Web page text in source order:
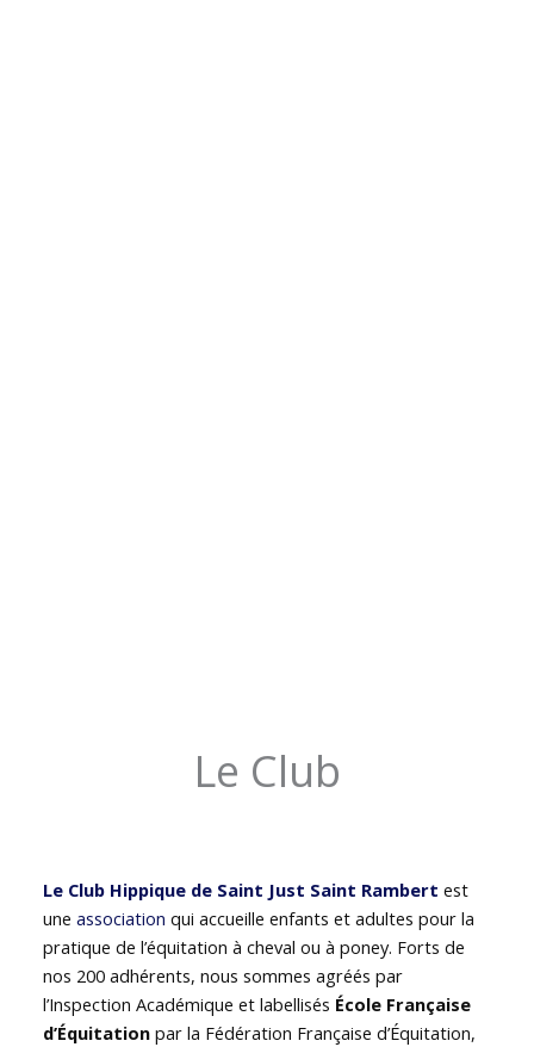
Le Club
Le Club Hippique de Saint Just Saint Rambert est
uneassociation qui accueille enfants et adultes pour la
pratique de l’équitation à cheval ou à poney. Forts de
nos 200 adhérents, nous sommes agréés par
l’Inspection Académique et labellisés École Française
d’Équitation par la Fédération Française d’Équitation,